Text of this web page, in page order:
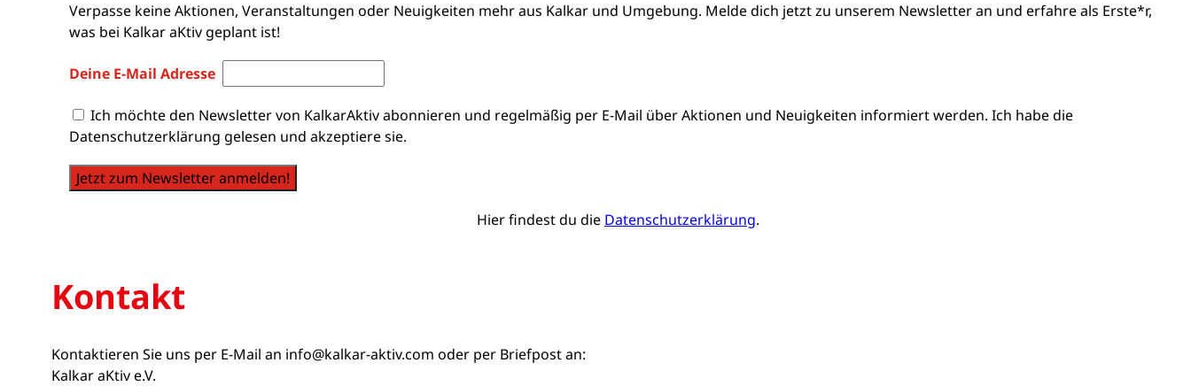
Verpasse keine Aktionen, Veranstaltungen oder Neuigkeiten mehr aus Kalkar und Umgebung. Melde dich jetzt zu unserem Newsletter an und erfahre als Erste*r,
was bei Kalkar aKtiv geplant ist!
Deine E-Mail Adresse
Ich möchte den Newsletter von KalkarAktiv abonnieren und regelmäßig per E-Mail über Aktionen und Neuigkeiten informiert werden. Ich habe die
Datenschutzerklärung gelesen und akzeptiere sie.
Jetzt zum Newsletter anmelden!
Hier findest du die Datenschutzerklärung.
Kontakt
Kontaktieren Sie uns per E-Mail an info@kalkar-aktiv.com oder per Briefpost an:
Kalkar aKtiv e.V.